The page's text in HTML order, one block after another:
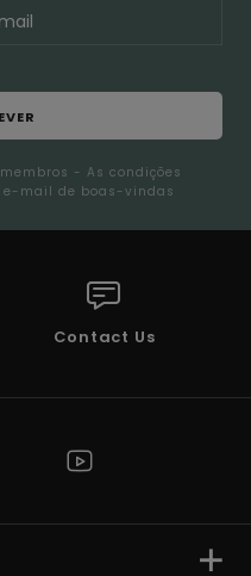
- As condições
mail de boas-vindas
Contact Us